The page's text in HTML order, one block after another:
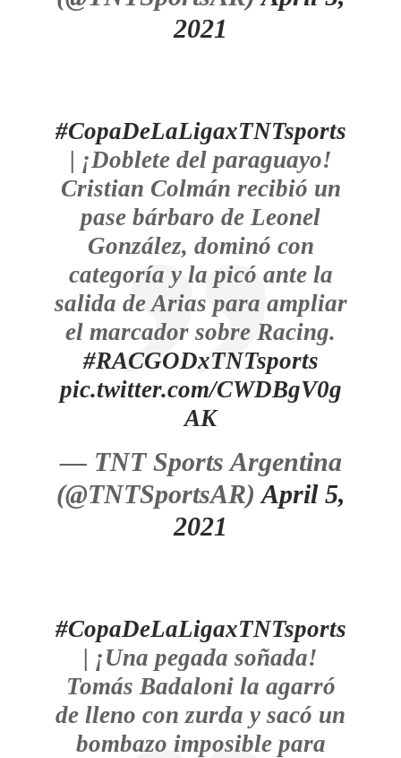
2021
#CopaDeLaLigaxTNTsports
| ¡Doblete del paraguayo!
Cristian Colmán recibió un
pase bárbaro de Leonel
González, dominó con
categoría y la picó ante la
salida de Arias para ampliar
el marcador sobre Racing.
#RACGODxTNTsports
pic.twitter.com/CWDBgV0g
AK
— TNT Sports Argentina
(@TNTSportsAR)April 5,
2021
#CopaDeLaLigaxTNTsports
| ¡Una pegada soñada!
Tomás Badaloni la agarró
de lleno con zurda y sacó un
bombazo imposible para